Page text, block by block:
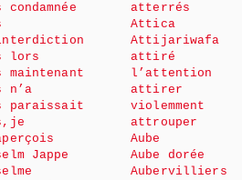
condamnée
lors
maintenant
n’a
paraissait
Jappe
atterrés
Attica
Attijariwafa
attiré
l’attention
attirer
violemment
attrouper
Aube
Aube dorée
Aubervilliers